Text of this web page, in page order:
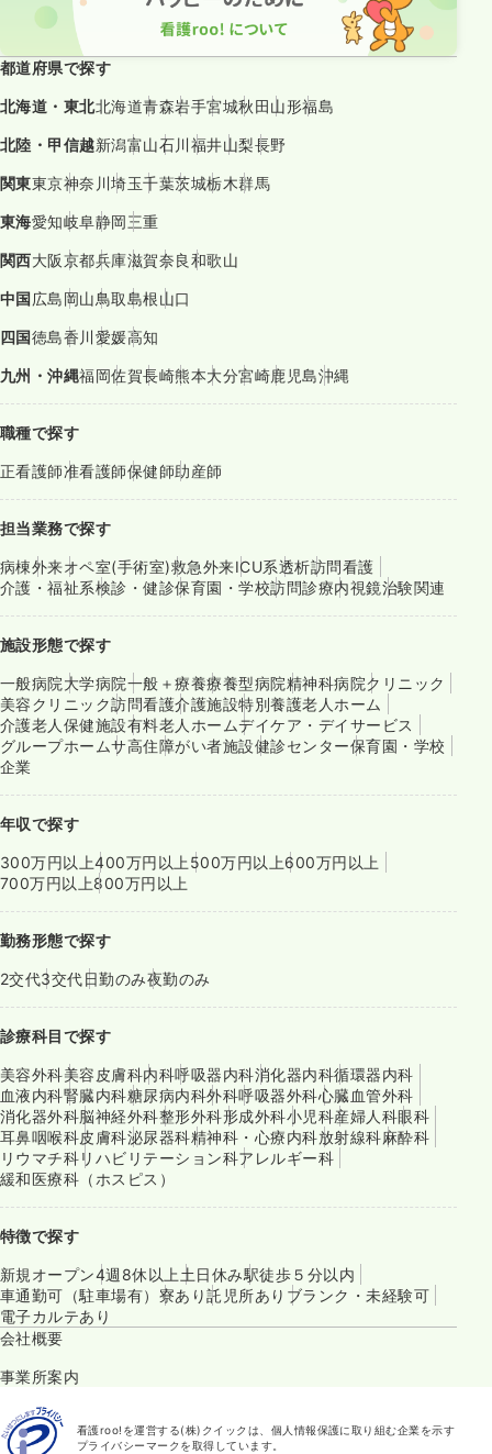
都道府県で探す
北海道・東北北海道青森岩手宮城秋田山形福島
北陸・甲信越新潟富山石川福井山梨長野
関東東京神奈川埼玉千葉茨城栃木群馬
東海愛知岐阜静岡三重
関西大阪京都兵庫滋賀奈良和歌山
中国広島岡山鳥取島根山口
四国徳島香川愛媛高知
九州・沖縄福岡佐賀長崎熊本大分宮崎鹿児島沖縄
職種で探す
正看護師准看護師保健師助産師
担当業務で探す
病棟外来オペ室(手術室)救急外来ICU系透析訪問看護
介護・福祉系検診・健診保育園・学校訪問診療内視鏡治験関連
施設形態で探す
一般病院大学病院一般＋療養療養型病院精神科病院クリニック
美容クリニック訪問看護介護施設特別養護老人ホーム
介護老人保健施設有料老人ホームデイケア・デイサービス
グループホームサ高住障がい者施設健診センター保育園・学校
企業
年収で探す
300万円以上400万円以上 500万円以上600万円以上
700万円以上800万円以上
勤務形態で探す
2交代3交代日勤のみ夜勤のみ
診療科目で探す
美容外科美容皮膚科内科呼吸器内科消化器内科循環器内科
血液内科腎臓内科糖尿病内科外科呼吸器外科心臓血管外科
消化器外科脳神経外科整形外科形成外科小児科産婦人科眼科
耳鼻咽喉科皮膚科泌尿器科精神科・心療内科放射線科麻酔科
リウマチ科リハビリテーション科アレルギー科
緩和医療科（ホスピス）
特徴で探す
新規オープン4週8休以上 土日休み駅徒歩５分以内
車通勤可（駐車場有） 寮あり託児所あり ブランク・未経験可
電子カルテあり
会社概要
事業所案内
看護roo!を運営する(株)クイックは、個人情報保護に取り組む企業を示す
プライバシーマークを取得しています。